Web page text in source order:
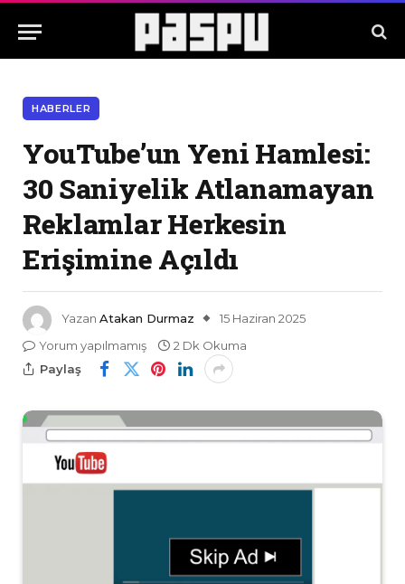
HABERLER
YouTube’un Yeni Hamlesi:
30 Saniyelik Atlanamayan
Reklamlar Herkesin
Erişimine Açıldı
Yazan Atakan Durmaz
15 Haziran 2025
Yorum yapılmamış
2 Dk Okuma
Paylaş